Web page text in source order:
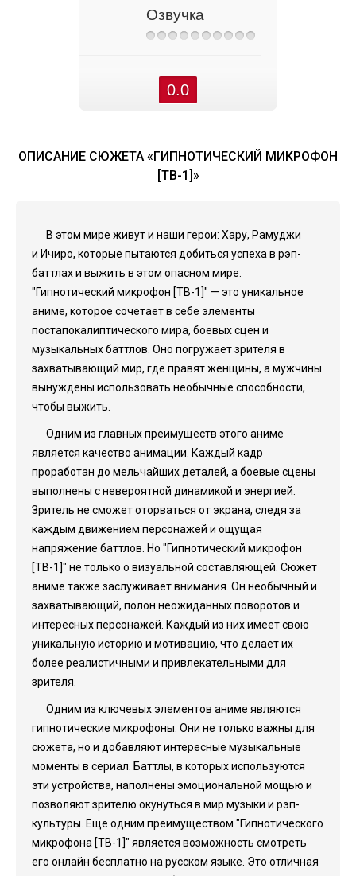
Озвучка
0.0
ОПИСАНИЕ СЮЖЕТА «ГИПНОТИЧЕСКИЙ МИКРОФОН
[ТВ-1]»
В этом мире живут и наши герои: Хару, Рамуджи
и Ичиро, которые пытаются добиться успеха в рэп-
баттлах и выжить в этом опасном мире.
"Гипнотический микрофон [ТВ-1]" — это уникальное
аниме, которое сочетает в себе элементы
постапокалиптического мира, боевых сцен и
музыкальных баттлов. Оно погружает зрителя в
захватывающий мир, где правят женщины, а мужчины
вынуждены использовать необычные способности,
чтобы выжить.
Одним из главных преимуществ этого аниме
является качество анимации. Каждый кадр
проработан до мельчайших деталей, а боевые сцены
выполнены с невероятной динамикой и энергией.
Зритель не сможет оторваться от экрана, следя за
каждым движением персонажей и ощущая
напряжение баттлов. Но "Гипнотический микрофон
[ТВ-1]" не только о визуальной составляющей. Сюжет
аниме также заслуживает внимания. Он необычный и
захватывающий, полон неожиданных поворотов и
интересных персонажей. Каждый из них имеет свою
уникальную историю и мотивацию, что делает их
более реалистичными и привлекательными для
зрителя.
Одним из ключевых элементов аниме являются
гипнотические микрофоны. Они не только важны для
сюжета, но и добавляют интересные музыкальные
моменты в сериал. Баттлы, в которых используются
эти устройства, наполнены эмоциональной мощью и
позволяют зрителю окунуться в мир музыки и рэп-
культуры. Еще одним преимуществом "Гипнотического
микрофона [ТВ-1]" является возможность смотреть
его онлайн бесплатно на русском языке. Это отличная